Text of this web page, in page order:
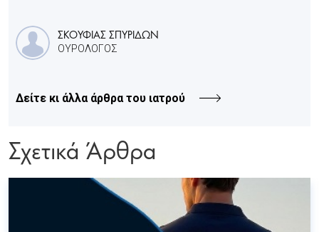
ΣΚΟΥΦΙΑΣ ΣΠΥΡΙΔΩΝ
ΟΥΡΟΛΟΓΟΣ
Δείτε κι άλλα άρθρα του ιατρού
Σχετικά Άρθρα